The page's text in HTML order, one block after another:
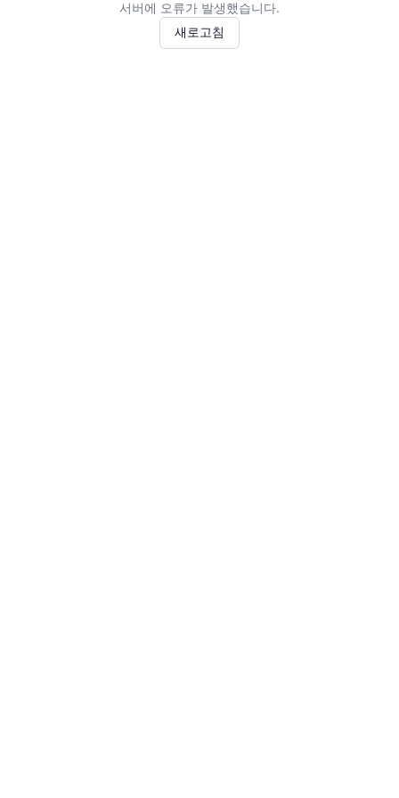
서버에 오류가 발생했습니다.
새로고침